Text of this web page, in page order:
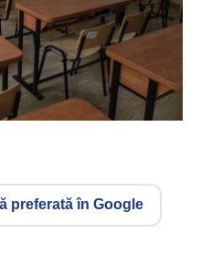
preferată în Google